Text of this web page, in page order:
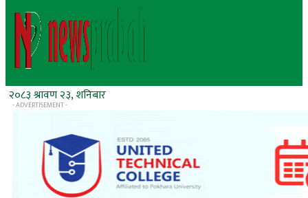
२०८३ श्रावण २३, शनिबार
- ADVERTISEMENT -